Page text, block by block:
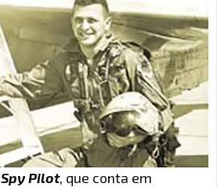
Spy Pilot, que conta em